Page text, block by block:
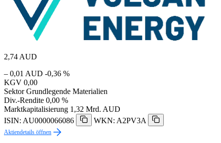
2,74 AUD
– 0,01 AUD -0,36 %
KGV 0,00
Sektor Grundlegende Materialien
Div.-Rendite 0,00 %
Marktkapitalisierung 1,32 Mrd. AUD
ISIN: AU0000066086
WKN: A2PV3A
Aktiendetails öffnen